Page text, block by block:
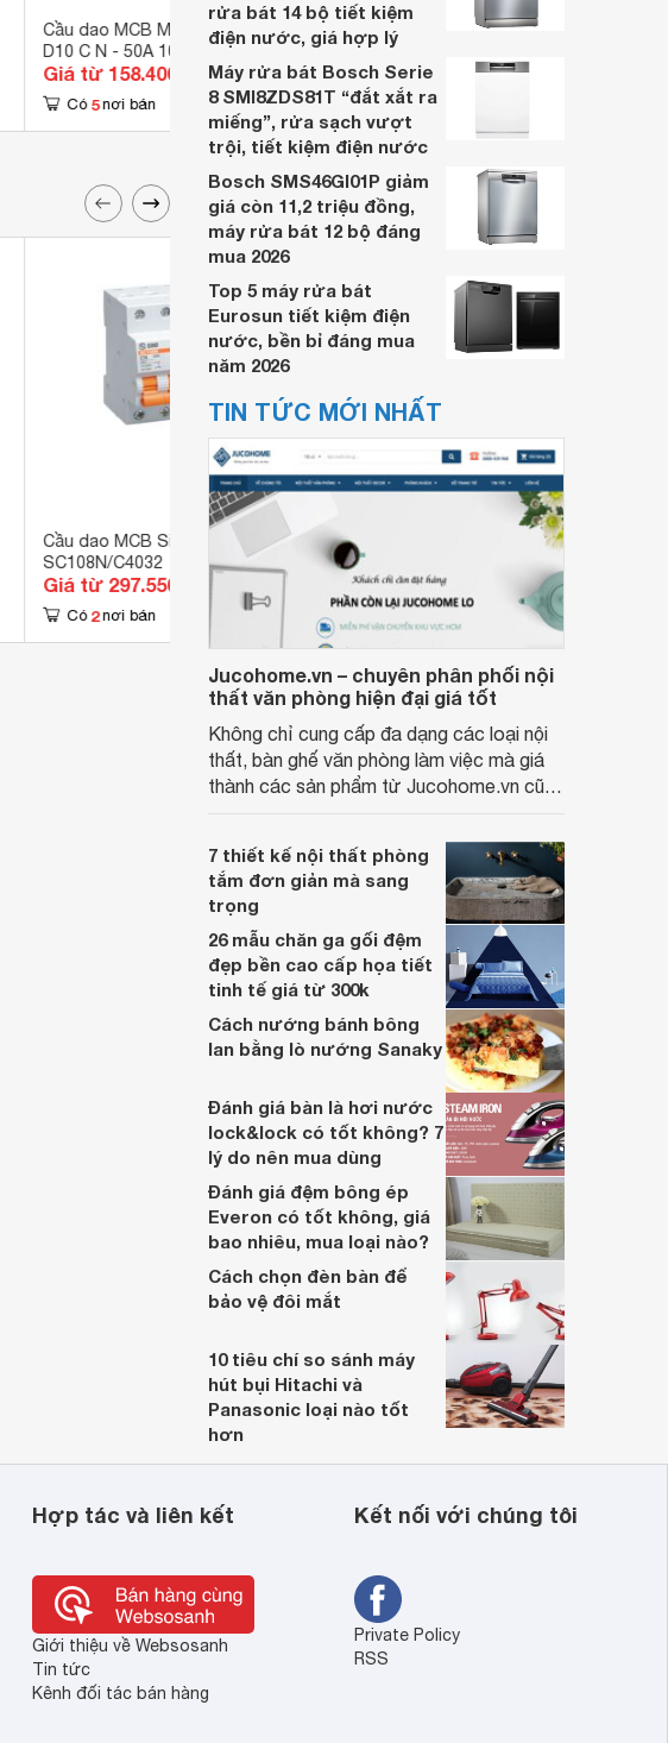
Cầu dao MCB Mitsubishi BH-
D10 C N - 50A 10kA 1P
Giá từ 158.400 đ
Có 5 nơi bán
Aptomat Cầu dao tự động 3
pha Sino SC68N C3016
Giá từ 143.880 đ
Có 12 nơi bán
Cầu dao MCB Sino
SC108N/C4032
Giá từ 297.550 đ
Có 2 nơi bán
Cầu dao MCB Sino
SC108N/C1025
Giá từ 62.150 đ
nơi bán
rửa bát 14 bộ tiết kiệm
điện nước, giá hợp lý
Máy rửa bát Bosch Serie
8 SMI8ZDS81T “đắt xắt ra
miếng”, rửa sạch vượt
trội, tiết kiệm điện nước
Bosch SMS46GI01P giảm
giá còn 11,2 triệu đồng,
máy rửa bát 12 bộ đáng
mua 2026
Top 5 máy rửa bát
Eurosun tiết kiệm điện
nước, bền bỉ đáng mua
năm 2026
TIN TỨC MỚI NHẤT
Jucohome.vn – chuyên phân phối nội
thất văn phòng hiện đại giá tốt
Không chỉ cung cấp đa dạng các loại nội
thất, bàn ghế văn phòng làm việc mà giá
thành các sản phẩm từ Jucohome.vn cũng
7 thiết kế nội thất phòng
tắm đơn giản mà sang
trọng
26 mẫu chăn ga gối đệm
đẹp bền cao cấp họa tiết
tinh tế giá từ 300k
Cách nướng bánh bông
lan bằng lò nướng Sanaky
Đánh giá bàn là hơi nước
lock&lock có tốt không? 7
lý do nên mua dùng
Đánh giá đệm bông ép
Everon có tốt không, giá
bao nhiêu, mua loại nào?
Cách chọn đèn bàn để
bảo vệ đôi mắt
10 tiêu chí so sánh máy
hút bụi Hitachi và
Panasonic loại nào tốt
hơn
Hợp tác và liên kết
Giới thiệu về Websosanh
Tin tức
Kênh đối tác bán hàng
Kết nối với chúng tôi
Private Policy
RSS